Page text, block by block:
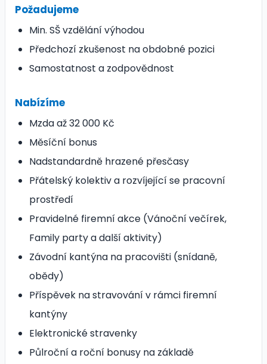
Požadujeme
Min. SŠ vzdělání výhodou
Předchozí zkušenost na obdobné pozici
Samostatnost a zodpovědnost
Nabízíme
Mzda až 32 000 Kč
Měsíční bonus
Nadstandardně hrazené přesčasy
Přátelský kolektiv a rozvíjející se pracovní
prostředí
Pravidelné firemní akce (Vánoční večírek,
Family party a další aktivity)
Závodní kantýna na pracovišti (snídaně,
obědy)
Příspěvek na stravování v rámci firemní
kantýny
Elektronické stravenky
Půlroční a roční bonusy na základě